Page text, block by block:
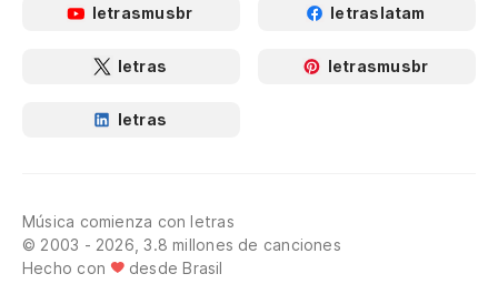
letrasmusbr letraslatam
letras letrasmusbr
letras
Música comienza con letras
© 2003 - 2026, 3.8 millones de canciones
Hecho con
desde Brasil